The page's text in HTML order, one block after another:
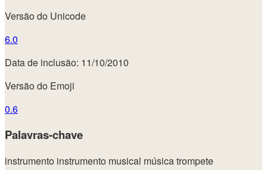
Versão do Unicode
6.0
Data de inclusão: 11/10/2010
Versão do Emoji
0.6
Palavras-chave
instrumento instrumento musical músicatrompete